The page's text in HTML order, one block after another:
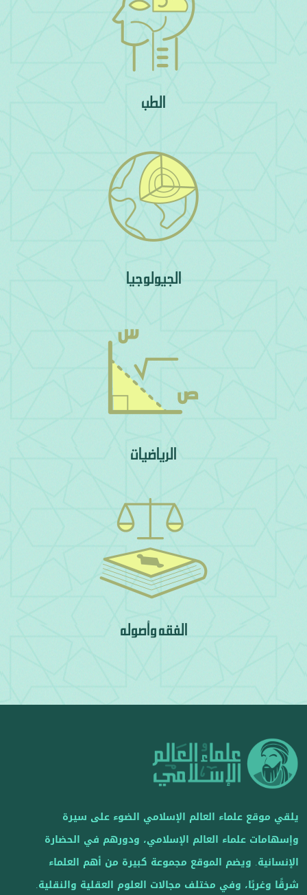
الطب
الجيولوجيا
الرياضيات
الفقه وأصوله
يلقي موقع علماء العالم الإسلامي الضوء على سيرة
وإسهامات علماء العالم الإسلامي، ودورهم في الحضارة
الإنسانية. ويضم الموقع مجموعة كبيرة من أهم العلماء
شرقًا وغربًا، وفي مختلف مجالات العلوم العقلية والنقلية.